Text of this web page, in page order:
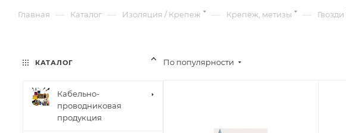
Главная — Каталог — Изоляция / Крепеж — Крепёж, метизы — Гвозди
По популярности
КАТАЛОГ
Кабельно-
проводниковая
продукция